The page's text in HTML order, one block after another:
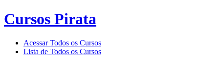
Cursos Pirata
Acessar Todos os Cursos
Lista de Todos os Cursos